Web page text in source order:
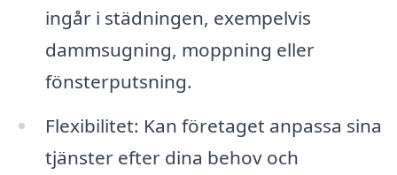
ingår i städningen, exempelvis
dammsugning, moppning eller
fönsterputsning.
Flexibilitet: Kan företaget anpassa sina
tjänster efter dina behov och